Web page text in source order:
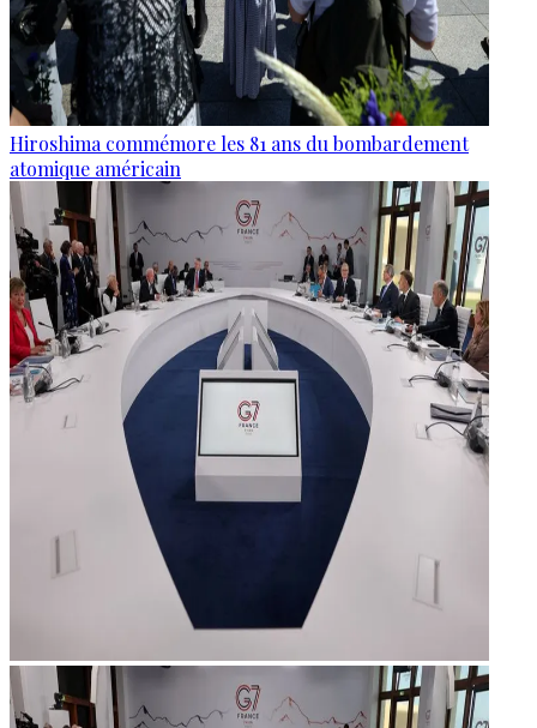
Hiroshima commémore les 81 ans du bombardement
atomique américain